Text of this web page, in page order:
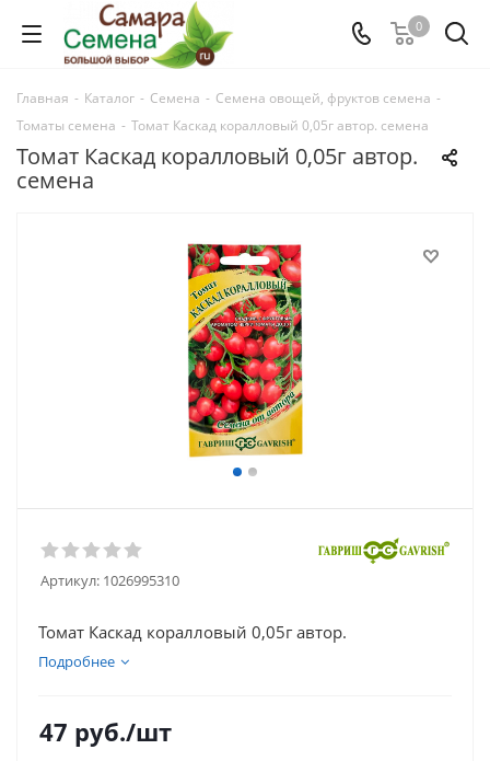
0
Главная - Каталог - Семена - Семена овощей, фруктов семена -
Томаты семена - Томат Каскад коралловый 0,05г автор. семена
Томат Каскад коралловый 0,05г автор.
семена
Артикул: 1026995310
Томат Каскад коралловый 0,05г автор.
Подробнее
47 руб./шт